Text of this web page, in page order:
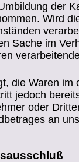
der
Wird
Sache im
die Waren im
jedoch
oder
an